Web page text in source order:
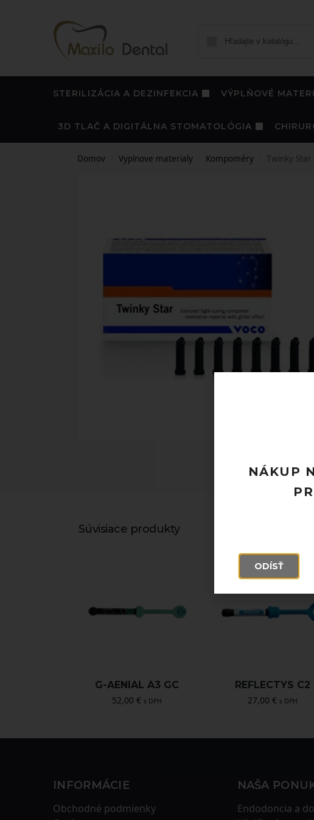
STERILIZÁCIA A DEZINFEKCIA VÝPLŇOVÉ
3D TLAČ A DIGITÁLNA STOMATOLÓGIA
Domov Vyplnove materialy Kompoméry Twinky
Súvisiace produkty
G-AENIAL A3 GC
52,00€ s DPH
REFLECTYS C2
27,00€ s DPH
INFORMÁCIE
Obchodné podmienky
NAŠA
Endodoncia a
NÁKUP
ODÍSŤ